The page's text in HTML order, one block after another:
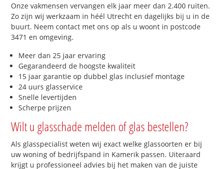
Onze vakmensen vervangen elk jaar meer dan 2.400 ruiten.
Zo zijn wij werkzaam in héél Utrecht en dagelijks bij u in de
buurt. Neem contact met ons op als u woont in postcode
3471 en omgeving.
Meer dan 25 jaar ervaring
Gegarandeerd de hoogste kwaliteit
15 jaar garantie op dubbel glas inclusief montage
24 uurs glasservice
Snelle levertijden
Scherpe prijzen
Wilt u glasschade melden of glas bestellen?
Als glasspecialist weten wij exact welke glassoorten er bij
uw woning of bedrijfspand in Kamerik passen. Uiteraard
krijgt u professioneel advies bij het maken van de juiste